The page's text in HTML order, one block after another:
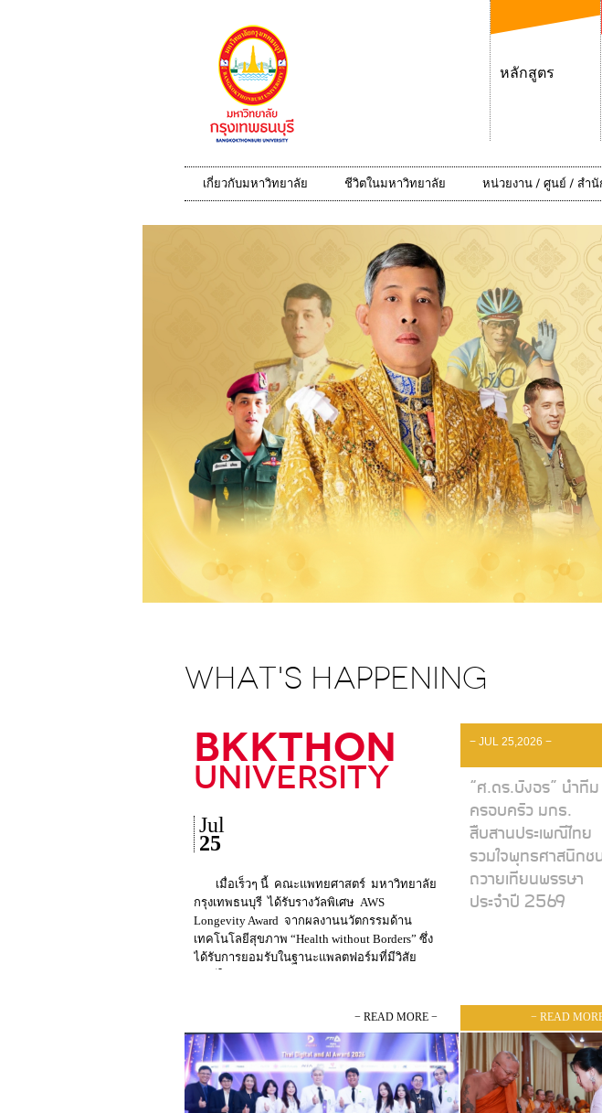
หลักสูตร
เกี่ยวกับมหาวิทยาลัย ชีวิตในมหาวิทยาลัย หน่วยงาน / ศูนย์ / สำนั
WHAT'S HAPPENING
BKKTHON
University
Jul
25
เมื่อเร็วๆ นี้ คณะแพทยศาสตร์ มหาวิทยาลัย
กรุงเทพธนบุรี ได้รับรางวัลพิเศษ AWS
Longevity Award จากผลงานนวัตกรรมด้าน
เทคโนโลยีสุขภาพ “Health without Borders” ซึ่ง
ได้รับการยอมรับในฐานะแพลตฟอร์มที่มีวิสัย
ศักยภาพด้านการวิจัยและนวัตกรรมของ
มหาวิทยาลัยกรุงเทพธนบุรี และสร้างความภาค
ภูมิใจให้กับวงการอุดมศึกษาไทยที่มุ่งพัฒนาองค์
ความรู้ควบคู่เทคโนโลยีสมัยใหม่ เพื่อยกระดับ
ระบบสาธารณสุขของประเทศและรองรับการก้าว
เข้าสู่สังคมผู้สูงอายุระดับสุดยอด (Super-Aged
− READ MORE −
− JUL 25,2026 −
“ศ.ดร.บังอร” นำทีม
ครอบครัว มกธ.
สืบสานประเพณีไทย
รวมใจพุทธศาสนิกช
ถวายเทียนพรรษา
ประจำปี 2569
− READ